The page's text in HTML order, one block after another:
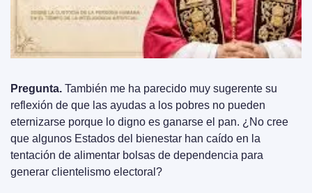
Pregunta. También me ha parecido muy sugerente su
reflexión de que las ayudas a los pobres no pueden
eternizarse porque lo digno es ganarse el pan. ¿No cree
que algunos Estados del bienestar han caído en la
tentación de alimentar bolsas de dependencia para
generar clientelismo electoral?